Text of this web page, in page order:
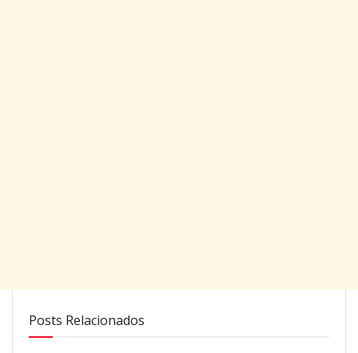
Posts Relacionados